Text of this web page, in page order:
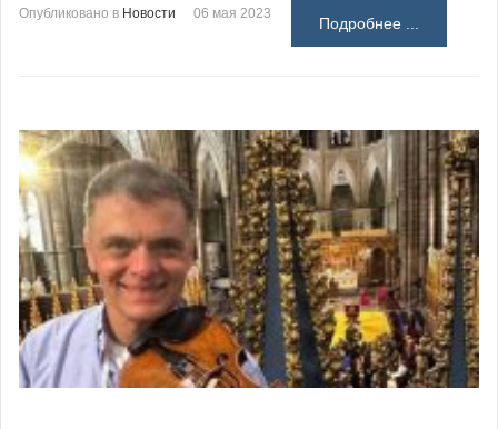
Опубликовано в Новости 06 мая 2023
Подробнее ...